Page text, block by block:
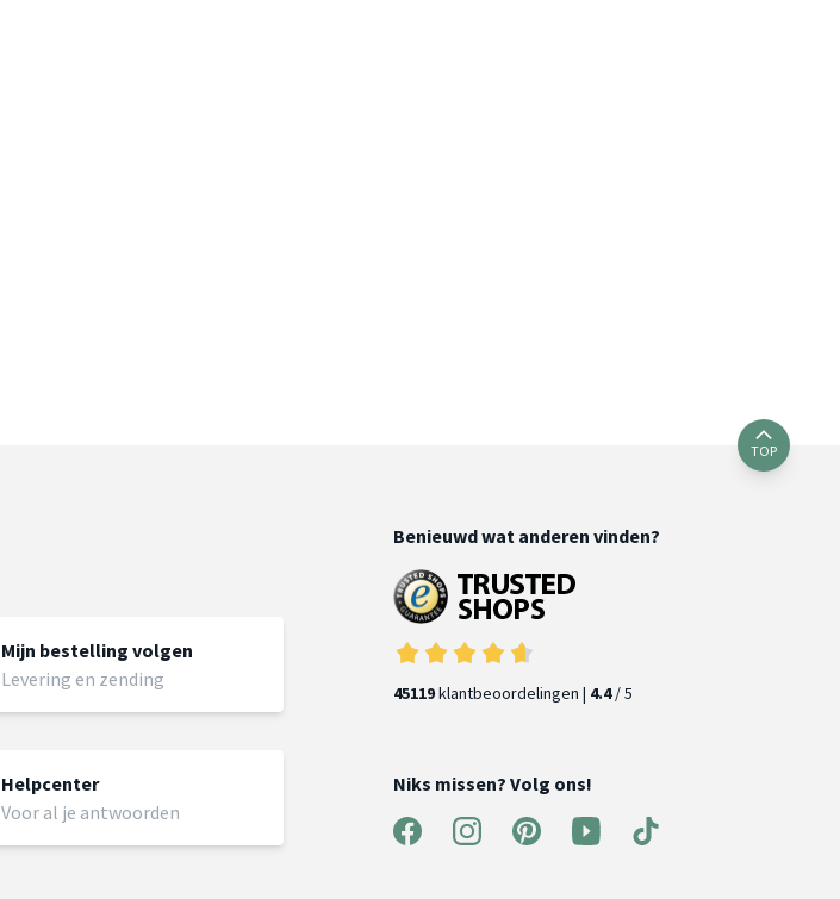
TOP
Mijn bestelling volgen
Levering en zending
Helpcenter
Voor al je antwoorden
Benieuwd wat anderen vinden?
45119klantbeoordelingen | 4.4/ 5
Niks missen? Volg ons!